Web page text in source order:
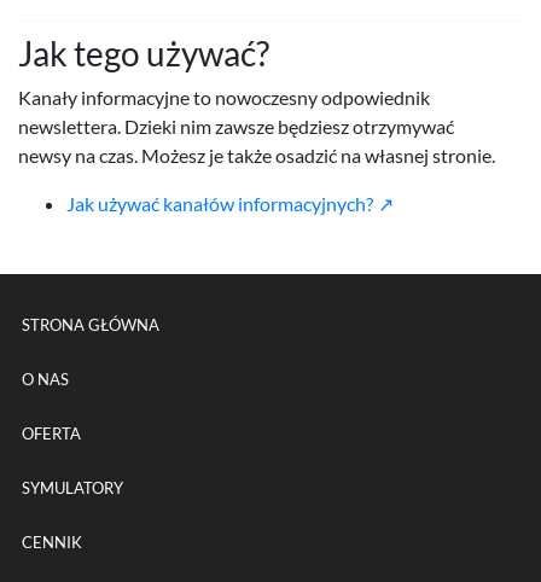
Jak tego używać?
Kanały informacyjne to nowoczesny odpowiednik
newslettera. Dzieki nim zawsze będziesz otrzymywać
newsy na czas. Możesz je także osadzić na własnej stronie.
Jak używać kanałów informacyjnych?
Menu główne powtórzone na
STRONA GŁÓWNA
O NAS
OFERTA
SYMULATORY
CENNIK